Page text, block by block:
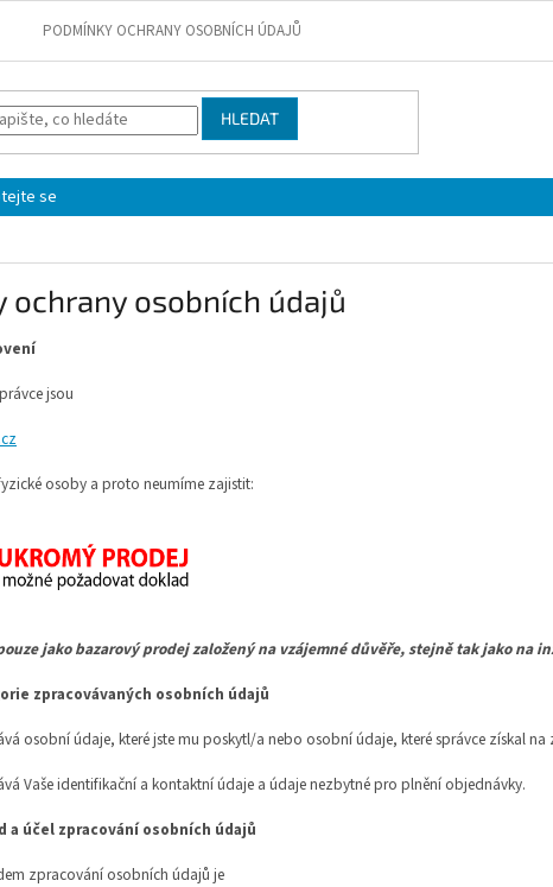
PODMÍNKY OCHRANY OSOBNÍCH ÚDAJŮ
HLEDAT
se
ochrany osobních údajů
jsou
osoby a proto neumíme zajistit:
jako bazarový prodej založený na vzájemné důvěře, stejně tak jako na
zpracovávaných osobních údajů
osobní údaje, které jste mu poskytl/a nebo osobní údaje, které správce získal
Vaše identifikační a kontaktní údaje a údaje nezbytné pro plnění objednávky.
a účel zpracování osobních údajů
zpracování osobních údajů je